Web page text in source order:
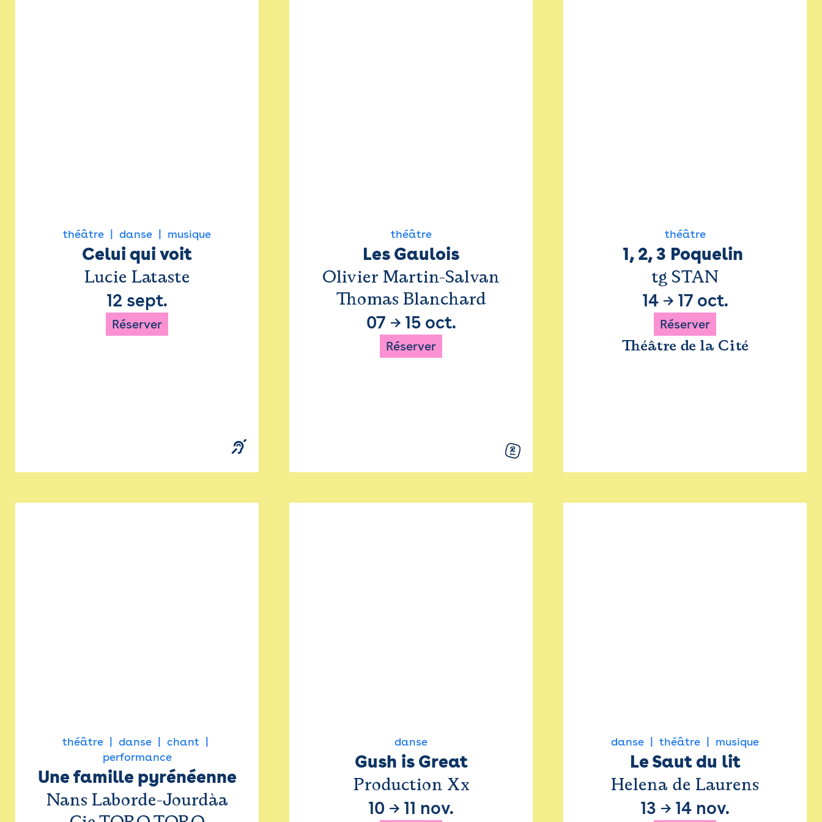
théâtre danse musique
Celui qui voit
Lucie Lataste
12 sept.
Réserver
théâtre
Les Gaulois
Olivier Martin-Salvan
Thomas Blanchard
07 → 15 oct.
Réserver
théâtre
1, 2, 3 Poquelin
tg STAN
14→ 17 oct.
Réserver
Théâtre de la Cité
théâtre danse
chant
performance
Une famille pyrénéenne
Nans Laborde-Jourdàa
danse
Gush is Great
Production Xx
10 → 11 nov.
danse théâtre musique
Le Saut du lit
Helena de Laurens
13 → 14 nov.